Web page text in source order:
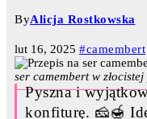
ByAlicja Rostkowska
lut 16, 2025 #camembert
ser camembert w
Pyszna i
konfiturę. 🧀🍯